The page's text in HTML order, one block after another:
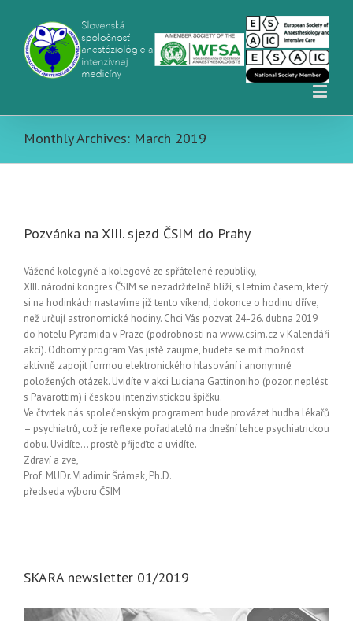
Monthly Archives: March 2019
Pozvánka na XIII. sjezd ČSIM do Prahy
Vážené kolegyně a kolegové ze spřátelené republiky,
XIII. národní kongres ČSIM se nezadržitelně blíží, s letním časem, který
si na hodinkách nastavíme již tento víkend, dokonce o hodinu dříve,
než určují astronomické hodiny. Chci Vás pozvat 24.-26. dubna 2019
do hotelu Pyramida v Praze (podrobnosti na www.csim.cz v Kalendáři
akcí). Odborný program Vás jistě zaujme, budete se mít možnost
aktivně zapojit formou elektronického hlasování i anonymně
položených otázek. Uvidíte v akci Luciana Gattinoniho (pozor, neplést
s Pavarottim) i českou intenzivistickou špičku.
Ve čtvrtek nás společenským programem bude provázet hudba lékařů
– psychiatrů, což je reflexe pořadatelů na dnešní lehce psychiatrickou
dobu. Uvidíte… prostě přijeďte a uvidíte.
Zdraví a zve,
Prof. MUDr. Vladimír Šrámek, Ph.D.
předseda výboru ČSIM
SKARA newsletter 01/2019